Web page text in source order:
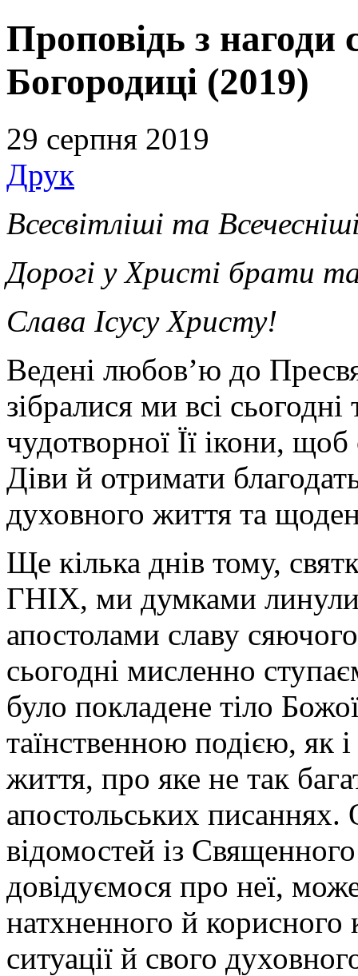
Проповідь з нагоди
Богородиці (2019)
29 серпня 2019
Друк
Всесвітліші та
Дорогі у Христі брати
Слава Ісусу Христу!
Ведені любов’ю до
зібралися ми всі
чудотворної Її ікони,
Діви й отримати
духовного життя та
Ще кілька днів тому,
ГНІХ, ми думками линули
апостолами славу
сьогодні мисленно
було покладене тіло
таїнственною подією, як
життя, про яке не так
апостольських
відомостей із
довідуємося про неї,
натхненного й корисного
ситуації й свого